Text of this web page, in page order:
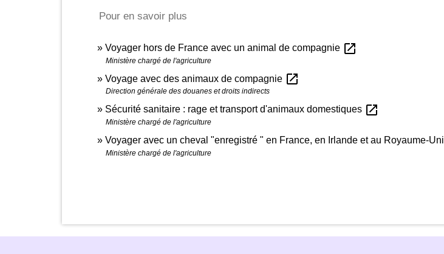
Pour en savoir plus
Voyager hors de France avec un animal de compagnie open_in_new
Ministère chargé de l'agriculture
Voyage avec des animaux de compagnie open_in_new
Direction générale des douanes et droits indirects
Sécurité sanitaire : rage et transport d'animaux domestiques open_in_new
Ministère chargé de l'agriculture
Voyager avec un cheval "enregistré " en France, en Irlande et au Royaume-Uni
Ministère chargé de l'agriculture